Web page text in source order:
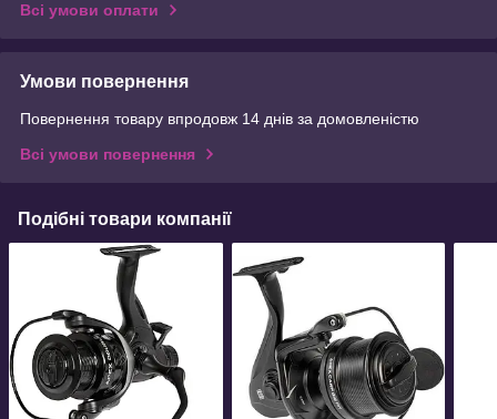
Всі умови оплати
Умови повернення
Повернення товару впродовж 14 днів за домовленістю
Всі умови повернення
Подібні товари компанії